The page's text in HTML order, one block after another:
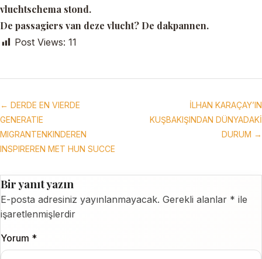
vluchtschema stond.
De passagiers van deze vlucht? De dakpannen.
Post Views: 11
← DERDE EN VIERDE
GENERATIE
MIGRANTENKINDEREN
INSPIREREN MET HUN SUCCE
İLHAN KARAÇAY’IN
KUŞBAKIŞINDAN DÜNYADAKİ
DURUM →
Bir yanıt yazın
E-posta adresiniz yayınlanmayacak. Gerekli alanlar * ile
işaretlenmişlerdir
Yorum *